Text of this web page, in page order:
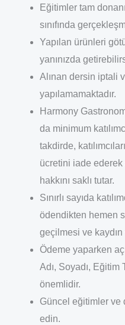
Eğitimler tam
sınıfında
Yapılan ürünleri
yanınızda
Alınan dersin iptali
yapılamamaktadır.
Harmony
da minimum
takdirde,
ücretini iade
hakkını saklı tutar.
Sınırlı sayıda
ödendikten hemen
geçilmesi ve kaydın
Ödeme yaparken
Adı, Soyadı, Eğitim
önemlidir.
Güncel eğitimler ve
edin.